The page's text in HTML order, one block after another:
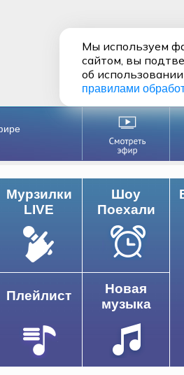
Мурзилки
LIVE
Шоу
Поехали
Плейлист
Новая
музыка
Мы используем
сайтом, вы
об
правилами